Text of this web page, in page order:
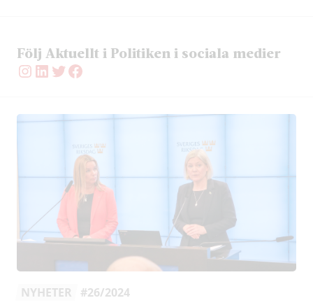
Följ Aktuellt i Politiken i sociala medier
Instagram
LinkedIn
Twitter
Facebook
NYHETER #26/2024